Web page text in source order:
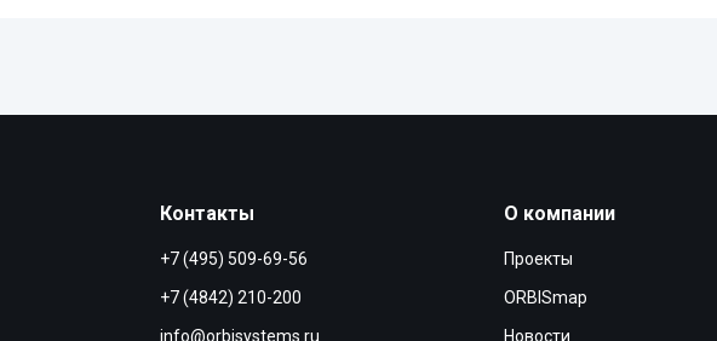
+7 (4842) 210-200
info@orbisystems.ru Новости
ORBISmap
О компании
Контакты
Проекты
+7 (495) 509-69-56